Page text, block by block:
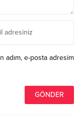
adım, e-posta adresim